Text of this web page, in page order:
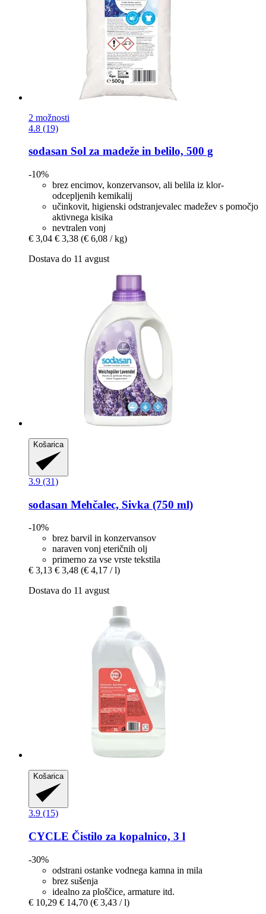
2 možnosti
4.8 (19)
sodasan Sol za madeže in belilo, 500 g
-10%
brez encimov, konzervansov, ali belila iz klor-
odcepljenih kemikalij
učinkovit, higienski odstranjevalec madežev s pomočjo
aktivnega kisika
nevtralen vonj
€ 3,04 € 3,38 (€ 6,08 / kg)
Dostava do 11 avgust
Košarica
3.9 (31)
sodasan Mehčalec, Sivka (750 ml)
-10%
brez barvil in konzervansov
naraven vonj eteričnih olj
primerno za vse vrste tekstila
€ 3,13 € 3,48 (€ 4,17 / l)
Dostava do 11 avgust
Košarica
3.9 (15)
CYCLE Čistilo za kopalnico, 3 l
-30%
odstrani ostanke vodnega kamna in mila
brez sušenja
idealno za ploščice, armature itd.
€ 10,29 € 14,70 (€ 3,43 / l)